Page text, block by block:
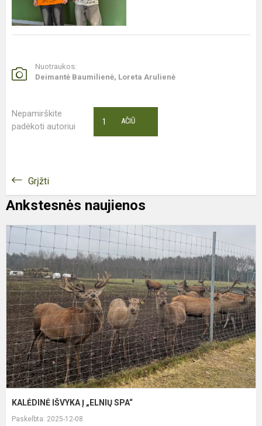
Nuotraukos:
Deimantė Baumilienė, Loreta Arulienė
Nepamirškite
padėkoti autoriui
AČIŪ
1
Grįžti
Ankstesnės naujienos
KALĖDINĖ IŠVYKA Į „ELNIŲ SPA“
Paskelbta: 2025-12-08